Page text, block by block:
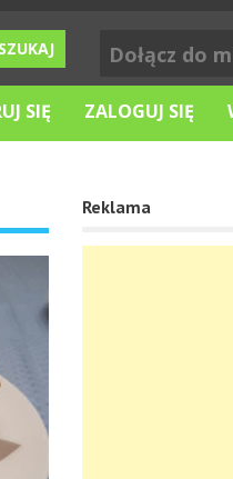
Dołącz do
SIĘ ZALOGUJ SIĘ
Reklama